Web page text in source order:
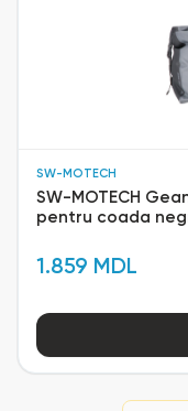
SW-MOTECH
SW-MOTECH
pentru coada
1.859 MDL